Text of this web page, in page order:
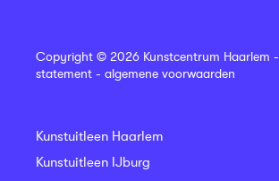
Copyright © 2026 Kunstcentrum Haarlem -
statement - algemene voorwaarden
Kunstuitleen Haarlem
Kunstuitleen IJburg